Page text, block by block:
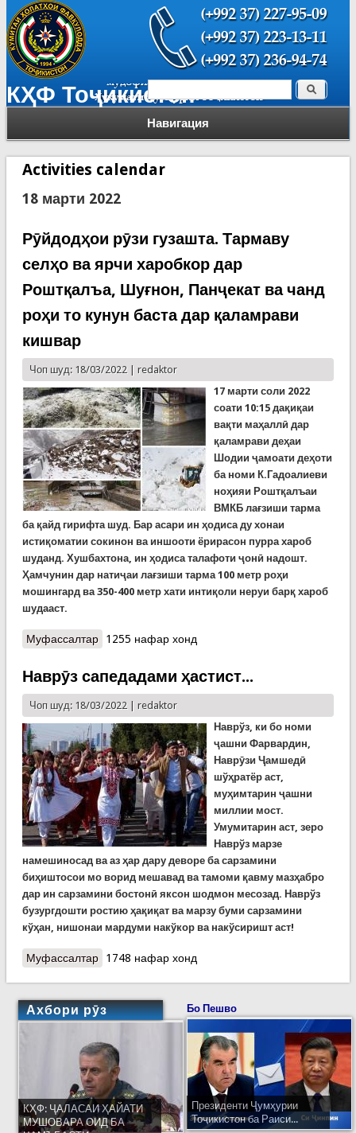
КҲФ Тоҷикистон
Навигация
Форма поиска Поиск
Activities calendar
18 марти 2022
Рӯйдодҳои рӯзи гузашта. Тармаву
селҳо ва ярчи харобкор дар
Роштқалъа, Шуғнон, Панҷекат ва чанд
роҳи то кунун баста дар қаламрави
кишвар
Чоп шуд: 18/03/2022 | redaktor
17 марти соли 2022
соати 10:15 дақиқаи
вақти маҳаллӣ дар
қаламрави деҳаи
Шодии ҷамоати деҳоти
ба номи К.Гадоалиеви
ноҳияи Роштқалъаи
ВМКБ лағзиши тарма
ба қайд гирифта шуд. Бар асари ин ҳодиса ду хонаи
истиқоматии сокинон ва иншооти ёрирасон пурра хароб
шуданд. Хушбахтона, ин ҳодиса талафоти ҷонӣ надошт.
Ҳамчунин дар натиҷаи лағзиши тарма 100 метр роҳи
мошингард ва 350-400 метр хати интиқоли неруи барқ хароб
шудааст.
Муфассалтаро Рӯйдодҳои рӯзи гузашта. Тармаву селҳо ва
Панҷекат ва чанд роҳи то кунун баста дар
қаламрави кишвар
1255 нафар хонд
Наврӯз сапедадами ҳастист...
Чоп шуд: 18/03/2022 | redaktor
Наврўз, ки бо номи
ҷашни Фарвардин,
Наврӯзи Ҷамшедӣ
шўҳратёр аст,
муҳимтарин ҷашни
миллии мост.
Умумитарин аст, зеро
Наврўз марзе
намешиносад ва аз ҳар дару деворе ба сарзамини
биҳиштосои мо ворид мешавад ва тамоми қавму мазҳабро
дар ин сарзамини бостонӣ яксон шодмон месозад. Наврўз
бузургдошти ростию ҳақиқат ва марзу буми сарзамини
кўҳан, нишонаи мардуми накўкор ва накўсиришт аст!
Муфассалтаро Наврӯз сапедадами ҳастист...
1748 нафар хонд
Ахбори рӯз
КҲФ: ҶАЛАСАИ ҲАЙАТИ
МУШОВАРА ОИД БА
Бо Пешво
Президенти Ҷумҳурии
Тоҷикистон ба Раиси...